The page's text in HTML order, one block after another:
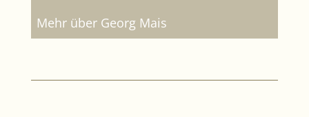
Mehr über Georg Mais